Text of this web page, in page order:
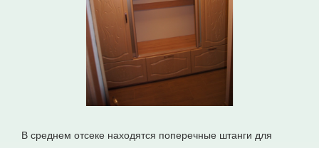
В среднем отсеке находятся поперечные штанги для